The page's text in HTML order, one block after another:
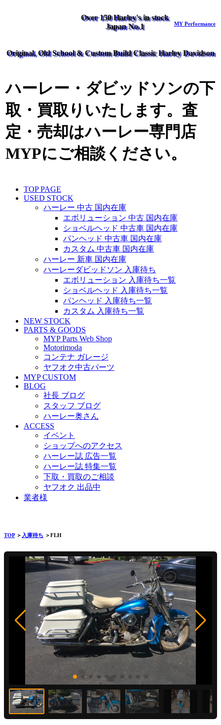
Over 150 Harley's in stock
Japan No.1
MY Performance
Original, Old School & Custom Build Classic Harley Davidson
ハーレー・ダビッドソンの下
取・買取りいたします。査
定・売却はハーレー専門店
MYPにご相談ください。
TOP PAGE
USED STOCK
ハーレー 中古 国内在庫
エボリューション 中古 国内在庫
ショベルヘッド 中古車 国内在庫
パンヘッド 中古車 国内在庫
カスタム 中古車 国内在庫
ハーレー 新車 国内在庫
ハーレーダビッドソン 入庫待ち
エボリューション 入庫待ち一覧
ショベルヘッド 入庫待ち一覧
パンヘッド 入庫待ち一覧
カスタム 入庫待ち一覧
NEW STOCK
PARTS & GOODS
MYP Parts Web Shop
Motorimoda
コンテナ ガレージ
ヤフオク中古パーツ
MYP CUSTOM
BLOG
社長 ブログ
スタッフ ブログ
ハーレー奥さん
ACCESS
イベント
ショップへのアクセス
ハーレー誌 広告一覧
ハーレー誌 特集一覧
下取・買取のご相談
ヤフオク 出品中
業者様
TOP＞ 入庫待ち ＞FLH